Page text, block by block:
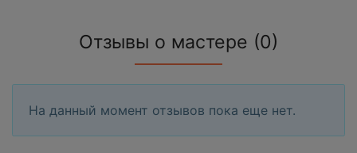
Отзывы о мастере (0)
На данный момент отзывов пока еще нет.